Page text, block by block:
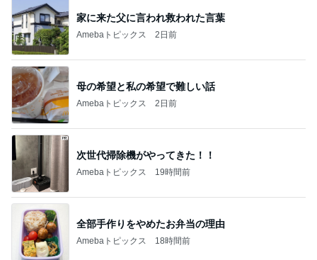
家に来た父に言われ救われた言葉
Amebaトピックス 2日前
母の希望と私の希望で難しい話
Amebaトピックス 2日前
次世代掃除機がやってきた！！
Amebaトピックス 19時間前
全部手作りをやめたお弁当の理由
Amebaトピックス 18時間前